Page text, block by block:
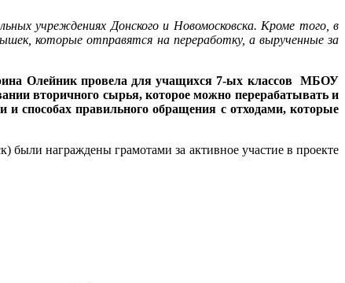
учреждениях Донского и Новомосковска. Кроме того, в
которые отправятся на переработку, а вырученные за
Олейник провела для учащихся 7-ых классов МБОУ
вторичного сырья, которое можно перерабатывать и
способах правильного обращения с отходами, которые
награждены грамотами за активное участие в проекте